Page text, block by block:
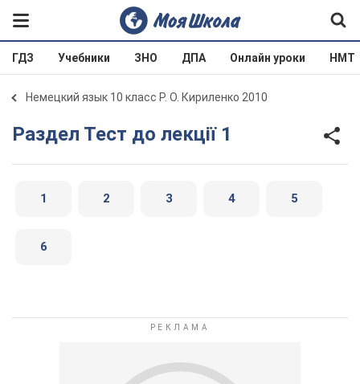
ГДЗ Учебники ЗНО ДПА Онлайн уроки НМТ
Немецкий язык 10 класс Р. О. Кириленко 2010
Раздел Тест до лекції 1
1 2 3 4 5
6